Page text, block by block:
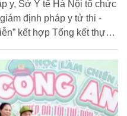
y, Sở Y tế Hà Nội tổ chức
định pháp y tử thi -
kết hợp Tổng kết thực
tâm Pháp y, Sở Y tế Hà
Pháp y Hà Nội).